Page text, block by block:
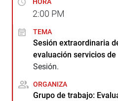
2:00 PM
TEMA
Sesión extraordinaria
evaluación servicios de
Sesión.
ORGANIZA
Grupo de trabajo: